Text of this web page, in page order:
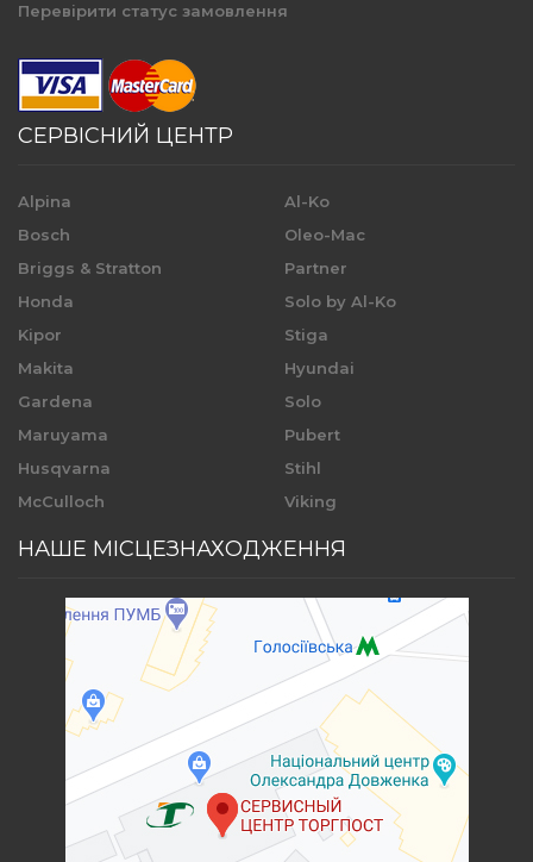
Перевірити статус замовлення
СЕРВІСНИЙ ЦЕНТР
Alpina
Bosch
Briggs & Stratton
Honda
Kipor
Makita
Gardena
Maruyama
Husqvarna
McCulloch
Al-Ko
Oleo-Mac
Partner
Solo by Al-Ko
Stiga
Hyundai
Solo
Pubert
Stihl
Viking
НАШЕ МІСЦЕЗНАХОДЖЕННЯ